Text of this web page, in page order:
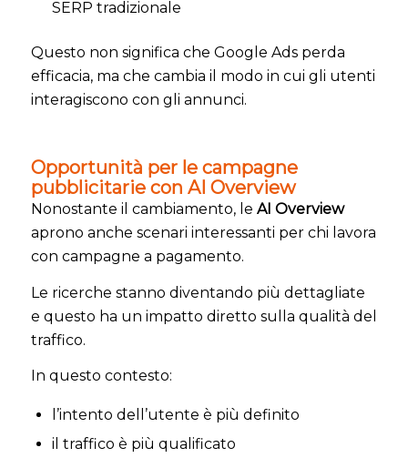
SERP tradizionale
Questo non significa che Google Ads perda
efficacia, ma che cambia il modo in cui gli utenti
interagiscono con gli annunci.
Opportunità per le campagne
pubblicitarie con AI Overview
Nonostante il cambiamento, le AI Overview
aprono anche scenari interessanti per chi lavora
con campagne a pagamento.
Le ricerche stanno diventando più dettagliate
e questo ha un impatto diretto sulla qualità del
traffico.
In questo contesto:
l’intento dell’utente è più definito
il traffico è più qualificato